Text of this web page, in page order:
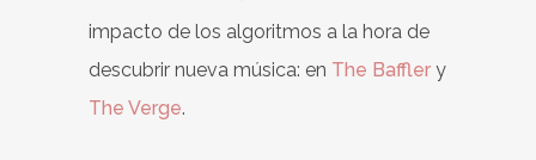
impacto de los algoritmos a la hora de
descubrir nueva música: en The Baffler y
The Verge.